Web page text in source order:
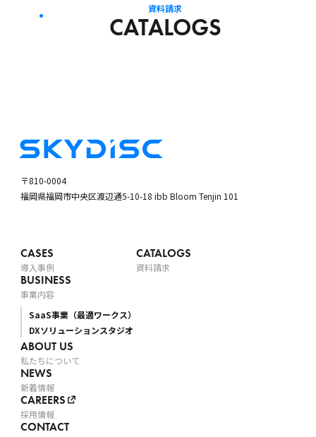
資料請求
CATALOGS
〒810-0004
福岡県福岡市中央区渡辺通5-10-18 ibb Bloom Tenjin 101
CASES
導入事例
BUSINESS
事業内容
SaaS事業（最適ワークス）
DXソリューションスタジオ
ABOUT US
私たちについて
NEWS
新着情報
CAREERS
採用情報
CONTACT
CATALOGS
資料請求